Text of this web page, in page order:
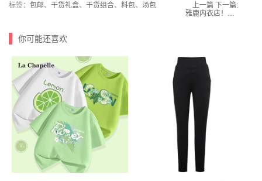
标签： 包邮、 干货礼盒、 干货组合、 料包、 汤包 上一篇
下一篇:
雅鹿内衣店！抗菌防臭男士全棉长袜4双
你可能还喜欢